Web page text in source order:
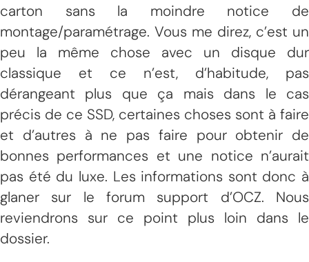
carton sans la moindre notice de
montage/paramétrage. Vous me direz, c’est un
peu la même chose avec un disque dur
classique et ce n’est, d’habitude, pas
dérangeant plus que ça mais dans le cas
précis de ce SSD, certaines choses sont à faire
et d’autres à ne pas faire pour obtenir de
bonnes performances et une notice n’aurait
pas été du luxe. Les informations sont donc à
glaner sur le forum support d’OCZ. Nous
reviendrons sur ce point plus loin dans le
dossier.